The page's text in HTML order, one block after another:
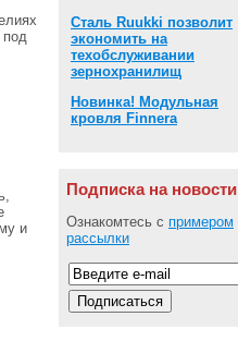
под
и
Сталь Ruukki позволит
экономить на
техобслуживании
зернохранилищ
Новинка! Модульная
кровля Finnera
Подписка на новости
Ознакомтесь с примером
рассылки